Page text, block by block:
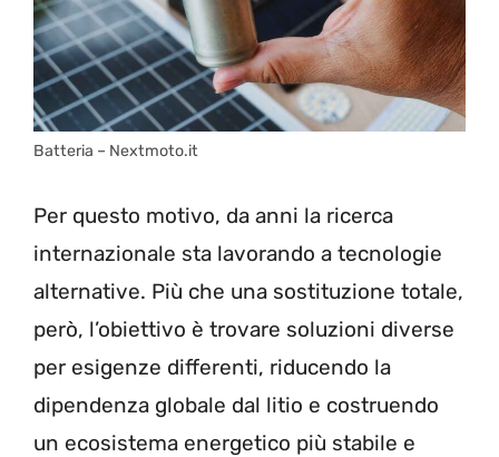
Batteria – Nextmoto.it
Per questo motivo, da anni la ricerca
internazionale sta lavorando a tecnologie
alternative. Più che una sostituzione totale,
però, l’obiettivo è trovare soluzioni diverse
per esigenze differenti, riducendo la
dipendenza globale dal litio e costruendo
un ecosistema energetico più stabile e